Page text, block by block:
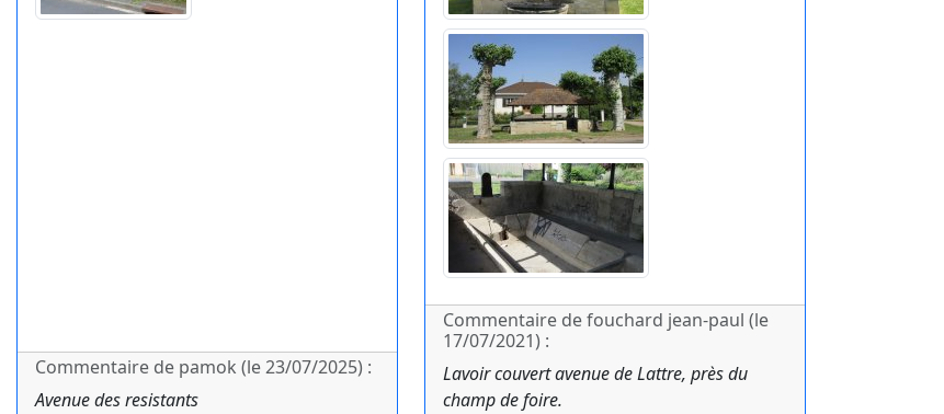
Commentaire de pamok (le 23/07/2025) :
Avenue des resistants
Commentaire de fouchard jean-paul (le
17/07/2021) :
Lavoir couvert avenue de Lattre, près du
champ de foire.